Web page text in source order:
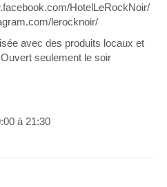
HotelLeRockNoir/
lerocknoir/
avec des produits locaux et
seulement le soir
à 21:30